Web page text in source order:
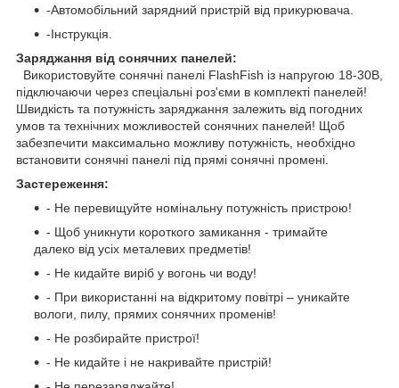
-Автомобільний зарядний пристрій від прикурювача.
-Інструкція.
Заряджання від сонячних панелей:
Використовуйте сонячні панелі FlashFish із напругою 18-30В,
підключаючи через спеціальні роз'єми в комплекті панелей!
Швидкість та потужність заряджання залежить від погодних
умов та технічних можливостей сонячних панелей! Щоб
забезпечити максимально можливу потужність, необхідно
встановити сонячні панелі під прямі сонячні промені.
Застереження:
- Не перевищуйте номінальну потужність пристрою!
- Щоб уникнути короткого замикання - тримайте
далеко від усіх металевих предметів!
- Не кидайте виріб у вогонь чи воду!
- При використанні на відкритому повітрі – уникайте
вологи, пилу, прямих сонячних променів!
- Не розбирайте пристрої!
- Не кидайте і не накривайте пристрій!